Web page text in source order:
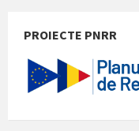
PROIECTE PNRR